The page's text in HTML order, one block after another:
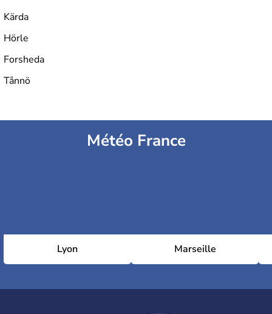
Kärda
Hörle
Forsheda
Tånnö
Météo France
Lyon Marseille